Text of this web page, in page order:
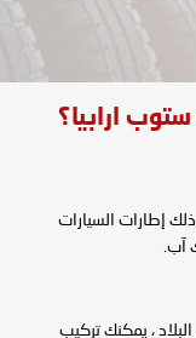
ارابيا؟
إطارات السيارات
البلاد ، يمكنك تركيب